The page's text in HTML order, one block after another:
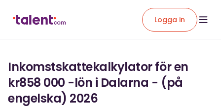
Logga in
Inkomstskattekalkylator för en
kr858 000 -lön i Dalarna - (på
engelska) 2026